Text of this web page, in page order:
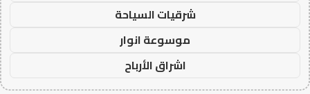
شرقيات السياحة
موسوعة انوار
اشراق الأرباح